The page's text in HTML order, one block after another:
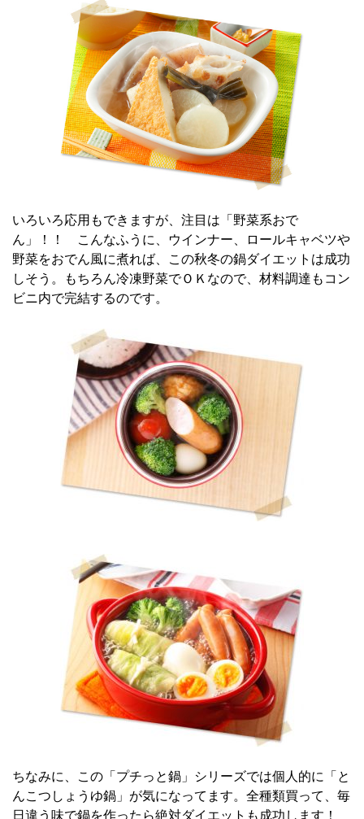
いろいろ応用もできますが、注目は「野菜系おで
ん」！！ こんなふうに、ウインナー、ロールキャベツや
野菜をおでん風に煮れば、この秋冬の鍋ダイエットは成功
しそう。もちろん冷凍野菜でＯＫなので、材料調達もコン
ビニ内で完結するのです。
ちなみに、この「プチっと鍋」シリーズでは個人的に「と
んこつしょうゆ鍋」が気になってます。全種類買って、毎
日違う味で鍋を作ったら絶対ダイエットも成功します！